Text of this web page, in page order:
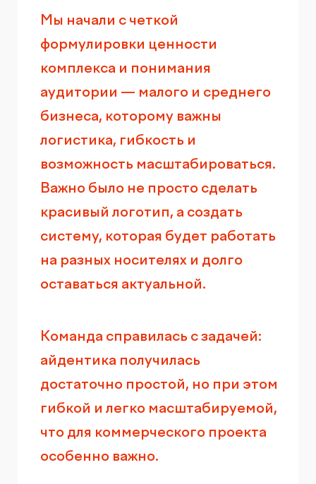
Мы начали с четкой
формулировки ценности
комплекса и понимания
аудитории — малого и среднего
бизнеса, которому важны
логистика, гибкость и
возможность масштабироваться.
Важно было не просто сделать
красивый логотип, а создать
систему, которая будет работать
на разных носителях и долго
оставаться актуальной.
Команда справилась с задачей:
айдентика получилась
достаточно простой, но при этом
гибкой и легко масштабируемой,
что для коммерческого проекта
особенно важно.